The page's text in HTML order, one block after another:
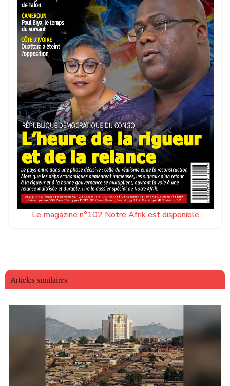
Le magazine n°102 Notre Afrik est disponible
Articles similaires